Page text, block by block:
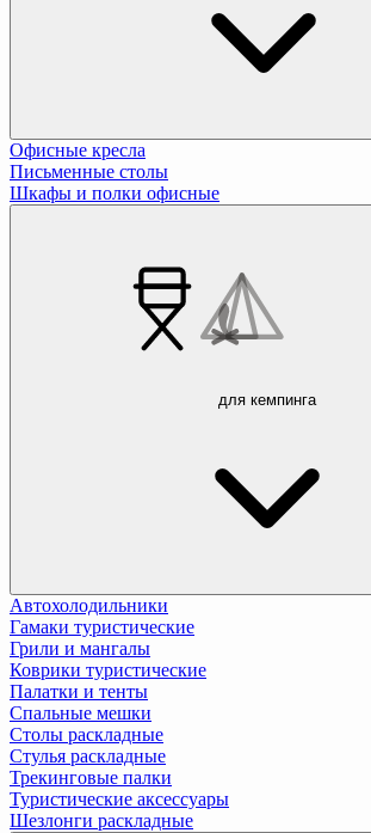
Офисные кресла
Письменные столы
Шкафы и полки офисные
для кемпинга
Автохолодильники
Гамаки туристические
Грили и мангалы
Коврики туристические
Палатки и тенты
Спальные мешки
Столы раскладные
Стулья раскладные
Трекинговые палки
Туристические аксессуары
Шезлонги раскладные